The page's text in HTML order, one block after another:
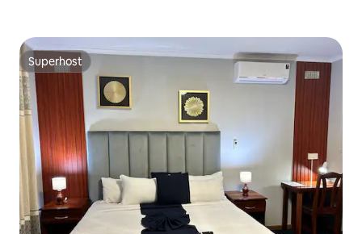
Superhost
Superhost